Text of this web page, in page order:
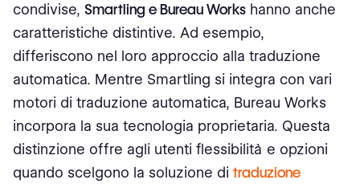
condivise, Smartling e Bureau Works hanno anche
caratteristiche distintive. Ad esempio,
differiscono nel loro approccio alla traduzione
automatica. Mentre Smartling si integra con vari
motori di traduzione automatica, Bureau Works
incorpora la sua tecnologia proprietaria. Questa
distinzione offre agli utenti flessibilità e opzioni
quando scelgono la soluzione di traduzione